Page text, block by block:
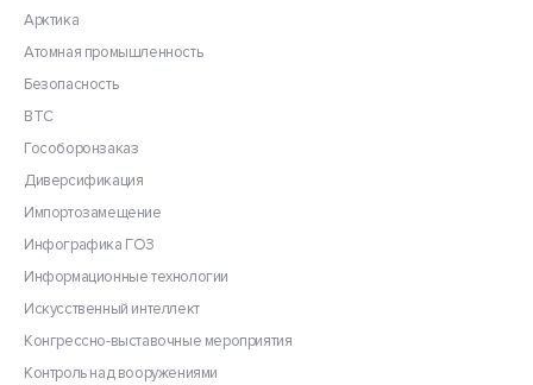
Арктика
Атомная промышленность
Безопасность
ВТС
Гособоронзаказ
Диверсификация
Импортозамещение
Инфографика ГОЗ
Информационные технологии
Искусственный интеллект
Конгрессно-выставочные мероприятия
Контроль над вооружениями